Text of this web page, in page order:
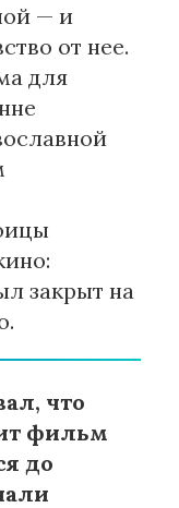
— и
от нее.
для
закрыт на
что
фильм
до